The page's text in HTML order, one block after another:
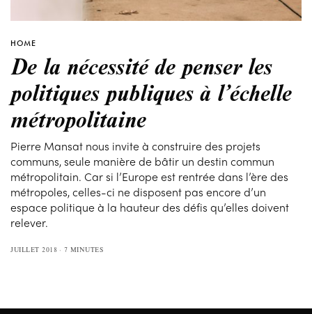
HOME
De la nécessité de penser les
politiques publiques à l’échelle
métropolitaine
Pierre Mansat nous invite à construire des projets
communs, seule manière de bâtir un destin commun
métropolitain. Car si l’Europe est rentrée dans l’ère des
métropoles, celles-ci ne disposent pas encore d’un
espace politique à la hauteur des défis qu’elles doivent
relever.
JUILLET 2018 7 MINUTES